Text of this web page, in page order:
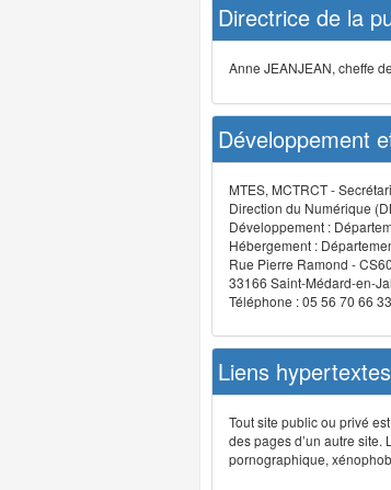
Directrice de la
Anne JEANJEAN, cheffe
Développement
MTES, MCTRCT -
Direction du Numérique
Développement :
Hébergement :
Rue Pierre Ramond -
33166 Saint-Médard-en-
Téléphone : 05 56 70 66 33
Liens hypertextes
Tout site public ou privé
des pages d’un autre site.
pornographique,